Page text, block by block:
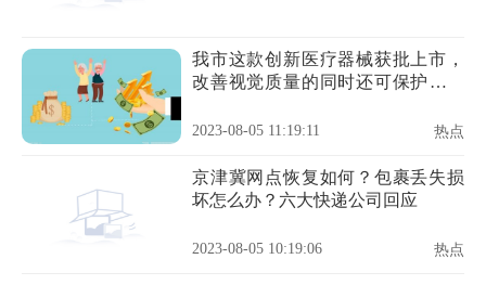
我市这款创新医疗器械获批上市，
改善视觉质量的同时还可保护角膜
2023-08-05 11:19:11 热点
京津冀网点恢复如何？包裹丢失损
坏怎么办？六大快递公司回应
2023-08-05 10:19:06 热点